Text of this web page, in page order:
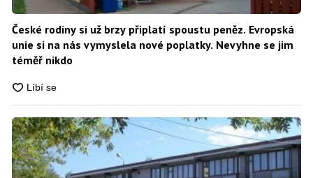
České rodiny si už brzy připlatí spoustu peněz. Evropská
unie si na nás vymyslela nové poplatky. Nevyhne se jim
téměř nikdo